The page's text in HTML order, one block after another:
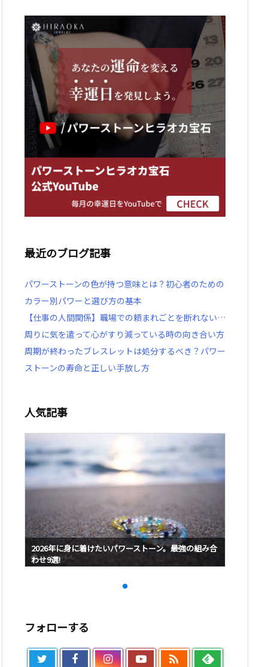
最近のブログ記事
パワーストーンの色が持つ意味とは？初心者のための
カラー別パワーと選び方の基本
【仕事の人間関係】職場での頼まれごとを断れない…
周りに気を遣って心がすり減っている時の向き合い方
周期が終わったブレスレットは処分するべき？パワー
ストーンの寿命と正しい手放し方
人気記事
2026年に身に着けたいパワーストーン。最強の組み合
わせ9選!
フォローする
